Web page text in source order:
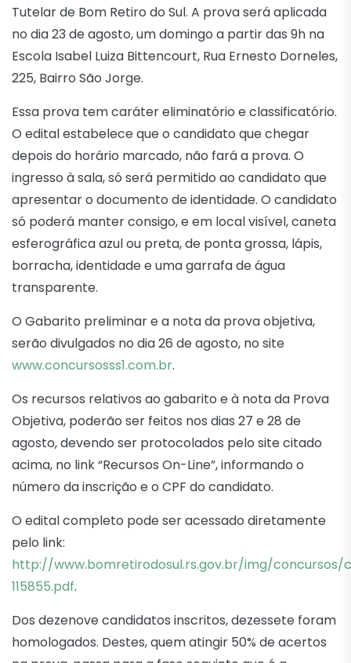
Tutelar de Bom Retiro do Sul. A prova será aplicada
no dia 23 de agosto, um domingo a partir das 9h na
Escola Isabel Luiza Bittencourt, Rua Ernesto Dorneles,
225, Bairro São Jorge.
Essa prova tem caráter eliminatório e classificatório.
O edital estabelece que o candidato que chegar
depois do horário marcado, não fará a prova. O
ingresso à sala, só será permitido ao candidato que
apresentar o documento de identidade. O candidato
só poderá manter consigo, e em local visível, caneta
esferográfica azul ou preta, de ponta grossa, lápis,
borracha, identidade e uma garrafa de água
transparente.
O Gabarito preliminar e a nota da prova objetiva,
serão divulgados no dia 26 de agosto, no site
www.concursosss1.com.br.
Os recursos relativos ao gabarito e à nota da Prova
Objetiva, poderão ser feitos nos dias 27 e 28 de
agosto, devendo ser protocolados pelo site citado
acima, no link “Recursos On-Line”, informando o
número da inscrição e o CPF do candidato.
O edital completo pode ser acessado diretamente
pelo link:
http://www.bomretirodosul.rs.gov.br/img/concursos/
115855.pdf.
Dos dezenove candidatos inscritos, dezessete foram
homologados. Destes, quem atingir 50% de acertos